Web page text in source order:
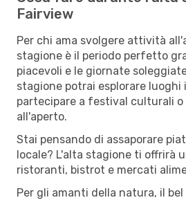
Fairview
Per chi ama svolgere attività
stagione è il periodo perfetto
piacevoli e le giornate
stagione potrai esplorare
partecipare a festival culturali
all'aperto.
Stai pensando di assaporare
locale? L'alta stagione ti offrirà
ristoranti, bistrot e mercati
Per gli amanti della natura, il